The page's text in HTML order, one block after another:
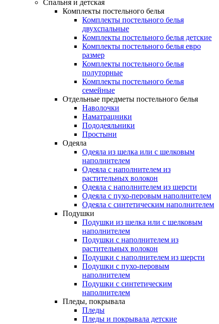
Спальня и детская
Комплекты постельного белья
Комплекты постельного белья
двухспальные
Комплекты постельного белья детские
Комплекты постельного белья евро
размер
Комплекты постельного белья
полуторные
Комплекты постельного белья
семейные
Отдельные предметы постельного белья
Наволочки
Наматрацники
Пододеяльники
Простыни
Одеяла
Одеяла из шелка или с шелковым
наполнителем
Одеяла с наполнителем из
растительных волокон
Одеяла с наполнителем из шерсти
Одеяла с пухо-перовым наполнителем
Одеяла с синтетическим наполнителем
Подушки
Подушки из шелка или с шелковым
наполнителем
Подушки с наполнителем из
растительных волокон
Подушки с наполнителем из шерсти
Подушки с пухо-перовым
наполнителем
Подушки с синтетическим
наполнителем
Пледы, покрывала
Пледы
Пледы и покрывала детские